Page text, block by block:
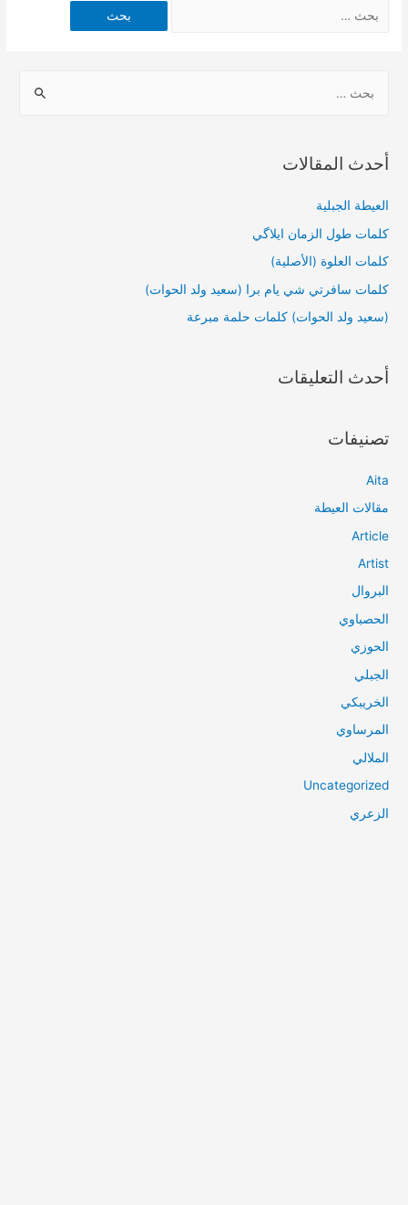
أحدث المقالات
العيطة الجبلية
كلمات طول الزمان ايلاگي
كلمات العلوة (الأصلية)
كلمات سافرتي شي يام برا (سعيد ولد الحوات)
(سعيد ولد الحوات) كلمات حلمة مبرعة
أحدث التعليقات
تصنيفات
Aita
مقالات العيطة
Article
Artist
البروال
الحصباوي
الحوزي
الجبلي
الخريبكي
المرساوي
الملالي
Uncategorized
الزعري